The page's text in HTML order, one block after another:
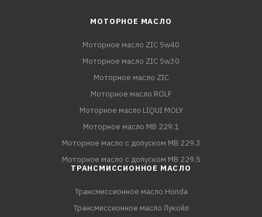
МОТОРНОЕ МАСЛО
Моторное масло ZIC 5w40
Моторное масло ZIC 5w30
Моторное масло ZIC
Моторное масло ROLF
Моторное масло LIQUI MOLY
Моторное масло MB 229.1
Моторное масло с допуском MB 229.3
Моторное масло с допуском MB 229.5
ТРАНСМИССИОННОЕ МАСЛО
Трансмиссионное масло Honda
Трансмиссионное масло Лукойл